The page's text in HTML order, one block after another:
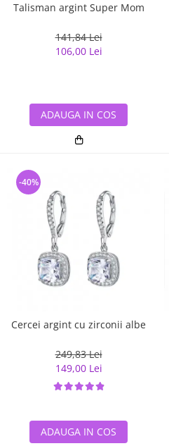
Talisman argint Super Mom
141,84 Lei
106,00 Lei
ADAUGA IN COS
Cercei argint cu zirconii albe
249,83 Lei
149,00 Lei
-40%
ADAUGA IN COS